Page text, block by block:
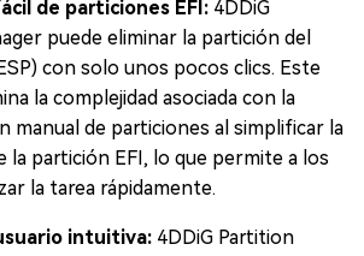
de particiones EFI: 4DDiG
puede eliminar la partición del
con solo unos pocos clics. Este
la complejidad asociada con la
manual de particiones al simplificar la
la partición EFI, lo que permite a los
la tarea rápidamente.
intuitiva: 4DDiG Partition